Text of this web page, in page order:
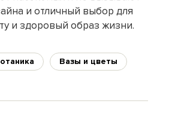
и отличный выбор для
и здоровый образ жизни.
Вазы и цветы